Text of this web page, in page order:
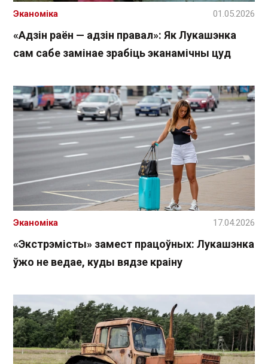
«Адзін раён — адзін правал»: Як Лукашэнка
сам сабе замінае зрабіць эканамічны цуд
Эканоміка 01.05.2026
«Экстрэмісты» замест працоўных: Лукашэнка
ўжо не ведае, куды вядзе краіну
Эканоміка 17.04.2026